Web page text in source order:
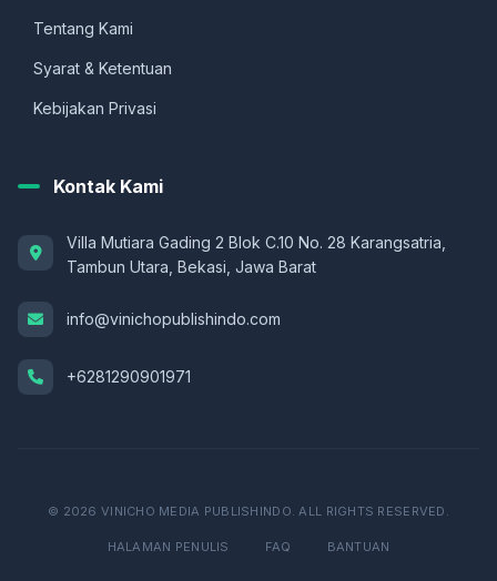
Tentang Kami
Syarat & Ketentuan
Kebijakan Privasi
Kontak Kami
Villa Mutiara Gading 2 Blok C.10 No. 28 Karangsatria,
Tambun Utara, Bekasi, Jawa Barat
info@vinichopublishindo.com
+6281290901971
© 2026 VINICHO MEDIA PUBLISHINDO. ALL RIGHTS RESERVED.
HALAMAN PENULIS FAQ BANTUAN